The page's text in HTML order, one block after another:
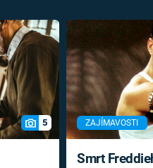
5 ZAJÍMAVOSTI
Smrt